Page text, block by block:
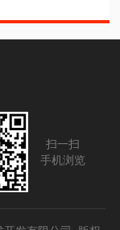
扫一扫
手机浏览